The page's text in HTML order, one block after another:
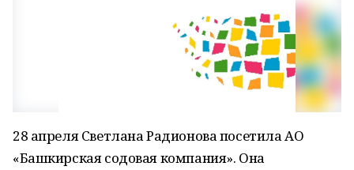
28 апреля Светлана Радионова посетила АО
«Башкирская содовая компания». Она